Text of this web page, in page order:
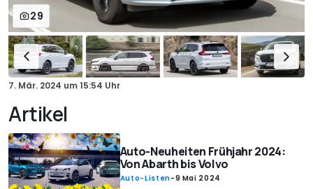
29
7. Mär. 2024 um15:54 Uhr
Artikel
Auto-Neuheiten Frühjahr 2024:
Von Abarth bis Volvo
Auto-Listen-9 Mai 2024